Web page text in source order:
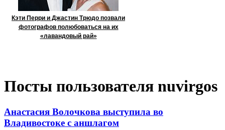
Кэти Перри и Джастин Трюдо позвали
фотографов полюбоваться на их
«лавандовый рай»
Посты пользователя nuvirgos
Анастасия Волочкова выступила во
Владивостоке с аншлагом